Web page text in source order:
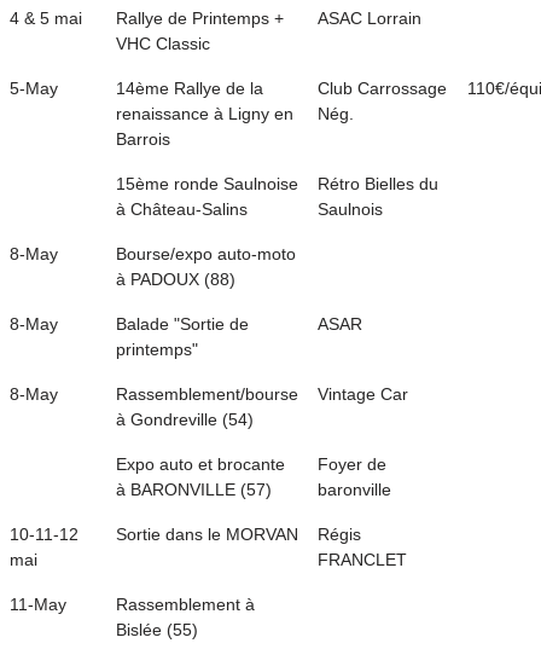
4 & 5 mai
Rallye de Printemps +
VHC Classic
ASAC Lorrain
5-May
14ème Rallye de la
renaissance à Ligny en
Barrois
Club Carrossage
Nég.
110€/
15ème ronde Saulnoise
à Château-Salins
Rétro Bielles du
Saulnois
8-May
Bourse/expo auto-moto
à PADOUX (88)
8-May
Balade "Sortie de
printemps"
ASAR
8-May
Rassemblement/bourse
à Gondreville (54)
Vintage Car
Expo auto et brocante
à BARONVILLE (57)
Foyer de
baronville
10-11-12
mai
Sortie dans le MORVAN
Régis
FRANCLET
11-May
Rassemblement à
Bislée (55)